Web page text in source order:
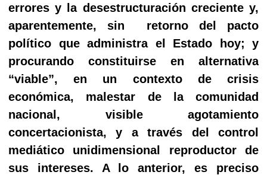
errores y la desestructuración creciente y,
aparentemente, sin
retorno del pacto
político que administra el Estado hoy; y
procurando constituirse en alternativa
“viable”, en un contexto de crisis
económica, malestar de la comunidad
nacional, visible agotamiento
concertacionista, y a través del control
mediático unidimensional reproductor de
sus intereses. A lo anterior, es preciso